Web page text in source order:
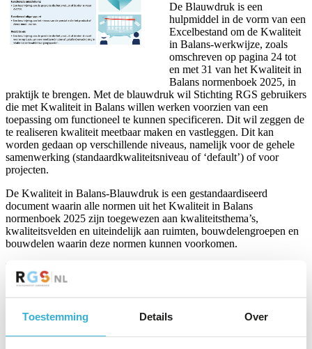
Toestemming Details Over
De Blauwdruk is een
hulpmiddel in de vorm van een
Excelbestand om de Kwaliteit
in Balans-werkwijze, zoals
omschreven op pagina 24 tot
en met 31 van het Kwaliteit in
Balans normenboek 2025, in
praktijk te brengen. Met de blauwdruk wil Stichting RGS gebruikers
die met Kwaliteit in Balans willen werken voorzien van een
toepassing om functioneel te kunnen specificeren. Dit wil zeggen de
te realiseren kwaliteit meetbaar maken en vastleggen. Dit kan
worden gedaan op verschillende niveaus, namelijk voor de gehele
samenwerking (standaardkwaliteitsniveau of ‘default’) of voor
projecten.
De Kwaliteit in Balans-Blauwdruk is een gestandaardiseerd
document waarin alle normen uit het Kwaliteit in Balans
normenboek 2025 zijn toegewezen aan kwaliteitsthema’s,
kwaliteitsvelden en uiteindelijk aan ruimten, bouwdelengroepen en
bouwdelen waarin deze normen kunnen voorkomen.
Kwaliteit in Balans werkt van grof naar fijn en start met het
vaststellen van de kwaliteitsuitgangspunten. Zo ook in deze
bouwdeelgroep of bouwdeel. Vervolgens biedt de Blauwdruk